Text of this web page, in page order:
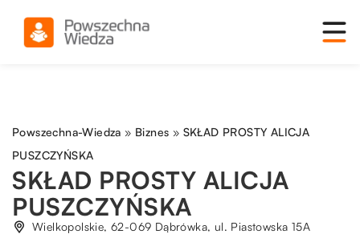
Powszechna-Wiedza » Biznes » SKŁAD PROSTY ALICJA
PUSZCZYŃSKA
SKŁAD PROSTY ALICJA
PUSZCZYŃSKA
Wielkopolskie, 62-069 Dąbrówka, ul. Piastowska 15A